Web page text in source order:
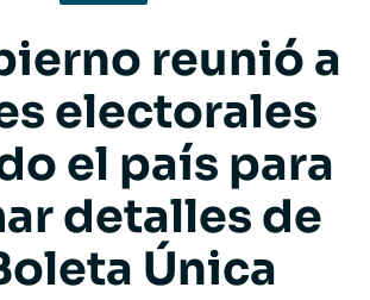
reunió a
electorales
el país para
detalles de
Única